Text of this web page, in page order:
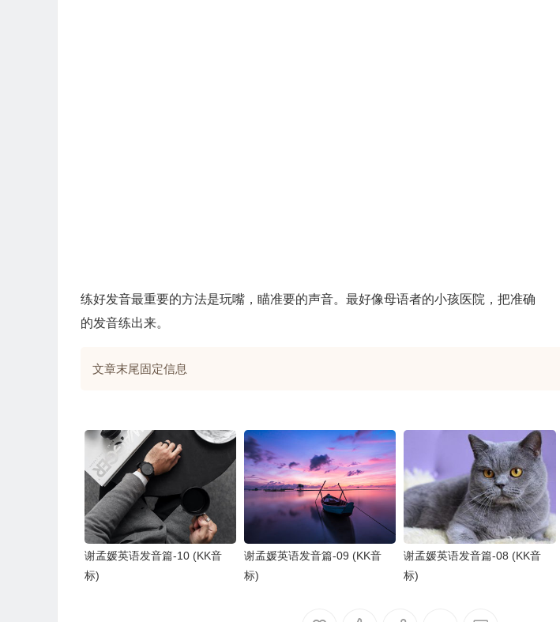
练好发音最重要的方法是玩嘴，瞄准要的声音。最好像母语者的小孩医院，把准确
的发音练出来。
文章末尾固定信息
谢孟媛英语发音篇-10 (KK音
标)
谢孟媛英语发音篇-09 (KK音
标)
谢孟媛英语发音篇-08 (KK音
标)